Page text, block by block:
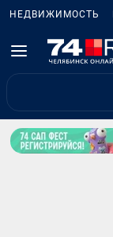
НЕДВИЖИМОСТЬ